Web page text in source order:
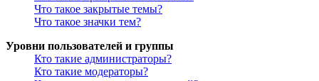
Что такое закрытые темы?
Что такое значки тем?
Уровни пользователей и группы
Кто такие администраторы?
Кто такие модераторы?